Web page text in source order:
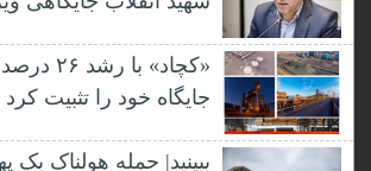
«کچاد» با رشد
جایگاه خود را تثبیت کرد
ببینید| حمله هولناک یک